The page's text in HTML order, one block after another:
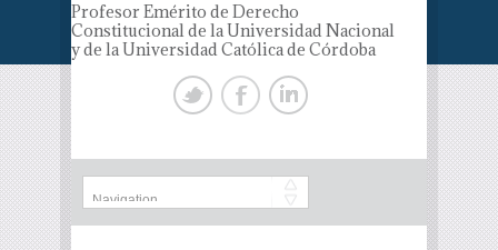
Profesor Emérito de Derecho
Constitucional de la Universidad Nacional
y de la Universidad Católica de Córdoba